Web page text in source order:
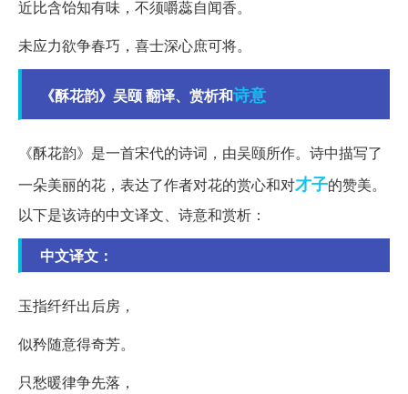
近比含饴知有味，不须嚼蕊自闻香。
未应力欲争春巧，喜士深心庶可将。
《酥花韵》吴颐 翻译、赏析和诗意
《酥花韵》是一首宋代的诗词，由吴颐所作。诗中描写了
一朵美丽的花，表达了作者对花的赏心和对才子的赞美。
以下是该诗的中文译文、诗意和赏析：
中文译文：
玉指纤纤出后房，
似矜随意得奇芳。
只愁暖律争先落，